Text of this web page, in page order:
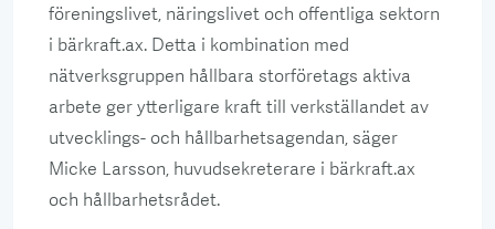
föreningslivet, näringslivet och offentliga sektorn
i bärkraft.ax. Detta i kombination med
nätverksgruppen hållbara storföretags aktiva
arbete ger ytterligare kraft till verkställandet av
utvecklings- och hållbarhetsagendan, säger
Micke Larsson, huvudsekreterare i bärkraft.ax
och hållbarhetsrådet.